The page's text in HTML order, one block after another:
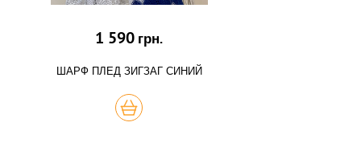
1 590 грн.
ШАРФ ПЛЕД ЗИГЗАГ СИНИЙ
КУПИТЬ